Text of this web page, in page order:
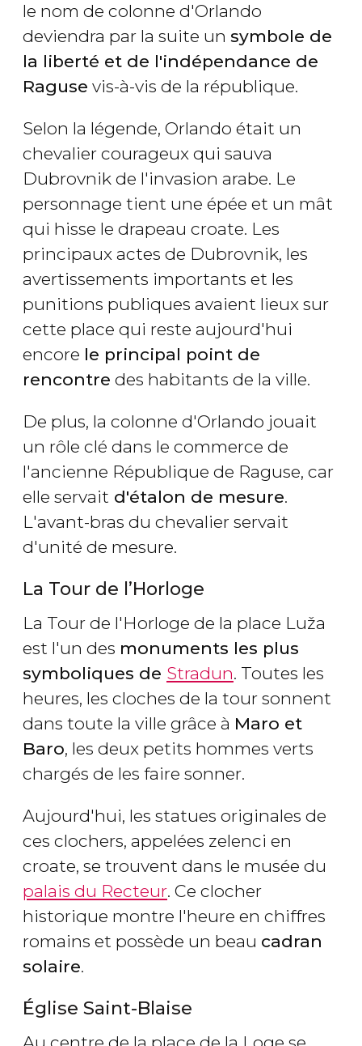
le nom de colonne d'Orlando
deviendra par la suite un symbole de
la liberté et de l'indépendance de
Raguse vis-à-vis de la république.
Selon la légende, Orlando était un
chevalier courageux qui sauva
Dubrovnik de l'invasion arabe. Le
personnage tient une épée et un mât
qui hisse le drapeau croate. Les
principaux actes de Dubrovnik, les
avertissements importants et les
punitions publiques avaient lieux sur
cette place qui reste aujourd'hui
encore le principal point de
rencontre des habitants de la ville.
De plus, la colonne d'Orlando jouait
un rôle clé dans le commerce de
l'ancienne République de Raguse, car
elle servait d'étalon de mesure.
L'avant-bras du chevalier servait
d'unité de mesure.
La Tour de l’Horloge
La Tour de l'Horloge de la place Luža
est l'un des monuments les plus
symboliques de Stradun. Toutes les
heures, les cloches de la tour sonnent
dans toute la ville grâce à Maro et
Baro, les deux petits hommes verts
chargés de les faire sonner.
Aujourd'hui, les statues originales de
ces clochers, appelées zelenci en
croate, se trouvent dans le musée du
palais du Recteur. Ce clocher
historique montre l'heure en chiffres
romains et possède un beau cadran
solaire.
Église Saint-Blaise